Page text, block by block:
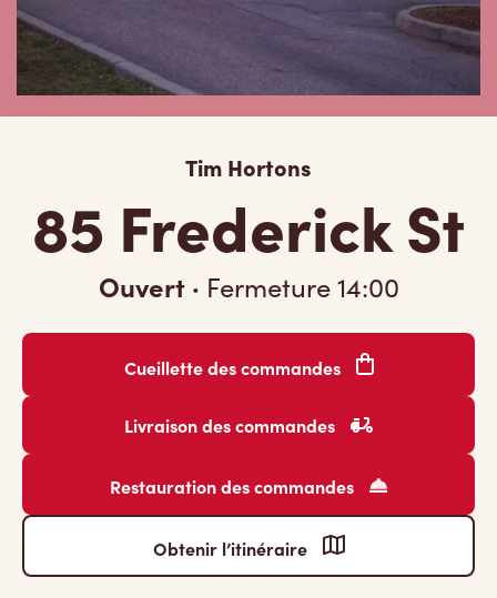
Tim Hortons
85 Frederick St
Ouvert · Fermeture14:00
Cueillette des commandes
Livraison des commandes
Restauration des commandes
Obtenir l’itinéraire